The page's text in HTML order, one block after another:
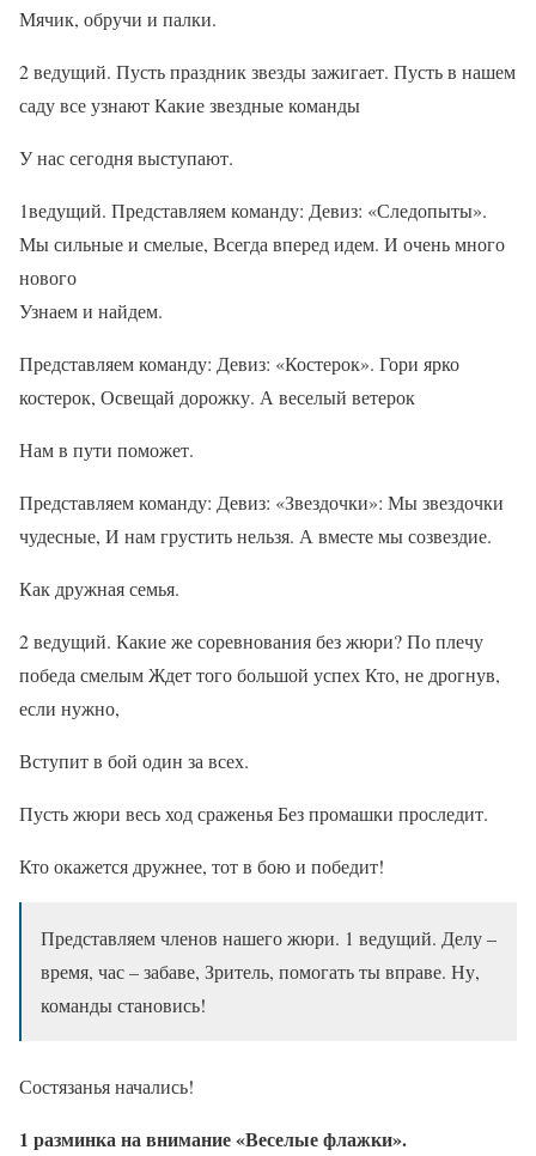
Мячик, обручи и палки.
2 ведущий. Пусть праздник звезды зажигает. Пусть в нашем
саду все узнают Какие звездные команды
У нас сегодня выступают.
1ведущий. Представляем команду: Девиз: «Следопыты».
Мы сильные и смелые, Всегда вперед идем. И очень много
нового
Узнаем и найдем.
Представляем команду: Девиз: «Костерок». Гори ярко
костерок, Освещай дорожку. А веселый ветерок
Нам в пути поможет.
Представляем команду: Девиз: «Звездочки»: Мы звездочки
чудесные, И нам грустить нельзя. А вместе мы созвездие.
Как дружная семья.
2 ведущий. Какие же соревнования без жюри? По плечу
победа смелым Ждет того большой успех Кто, не дрогнув,
если нужно,
Вступит в бой один за всех.
Пусть жюри весь ход сраженья Без промашки проследит.
Кто окажется дружнее, тот в бою и победит!
Представляем членов нашего жюри. 1 ведущий. Делу –
время, час – забаве, Зритель, помогать ты вправе. Ну,
команды становись!
Состязанья начались!
1 разминка на внимание «Веселые флажки».